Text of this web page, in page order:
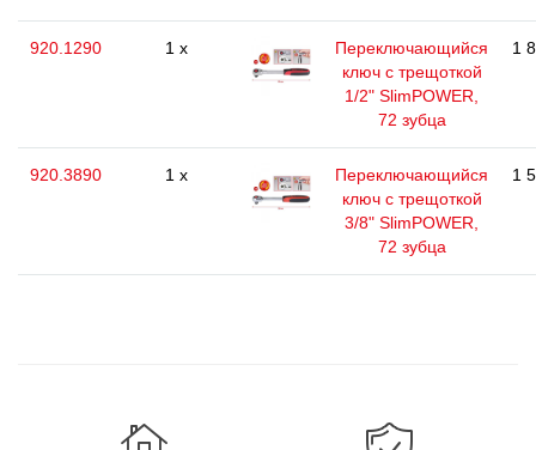
920.1290 1 x
Переключающийся
ключ с трещоткой
1/2" SlimPOWER,
72 зубца
1
920.3890 1 x
Переключающийся
ключ с трещоткой
3/8" SlimPOWER,
72 зубца
1